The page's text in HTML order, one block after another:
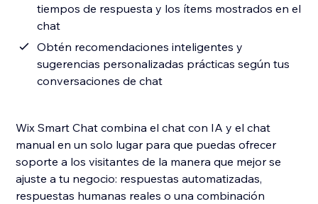
tiempos de respuesta y los ítems mostrados en el
chat
Obtén recomendaciones inteligentes y
sugerencias personalizadas prácticas según tus
conversaciones de chat
Wix Smart Chat combina el chat con IA y el chat
manual en un solo lugar para que puedas ofrecer
soporte a los visitantes de la manera que mejor se
ajuste a tu negocio: respuestas automatizadas,
respuestas humanas reales o una combinación